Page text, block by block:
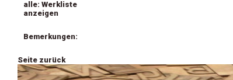
alle: Werkliste
anzeigen
Bemerkungen:
Seite zurück